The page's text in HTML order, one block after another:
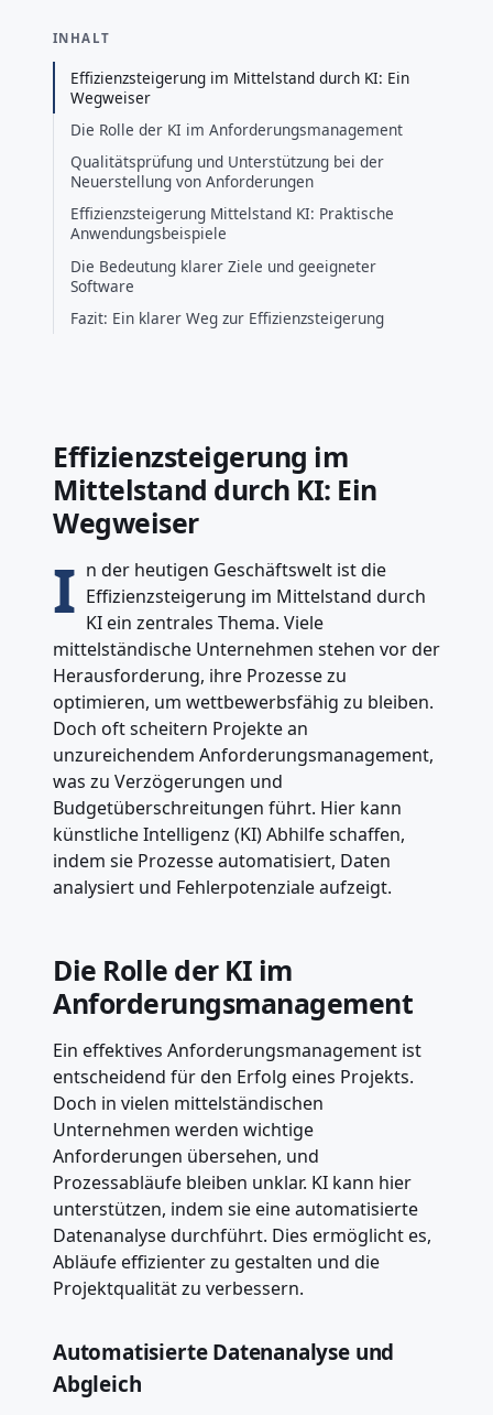
INHALT
Effizienzsteigerung im Mittelstand durch KI: Ein
Wegweiser
Die Rolle der KI im Anforderungsmanagement
Qualitätsprüfung und Unterstützung bei der
Neuerstellung von Anforderungen
Effizienzsteigerung Mittelstand KI: Praktische
Anwendungsbeispiele
Die Bedeutung klarer Ziele und geeigneter
Software
Fazit: Ein klarer Weg zur Effizienzsteigerung
Effizienzsteigerung im
Mittelstand durch KI: Ein
Wegweiser
I n der heutigen Geschäftswelt ist die
Effizienzsteigerung im Mittelstand durch
KI ein zentrales Thema. Viele
mittelständische Unternehmen stehen vor der
Herausforderung, ihre Prozesse zu
optimieren, um wettbewerbsfähig zu bleiben.
Doch oft scheitern Projekte an
unzureichendem Anforderungsmanagement,
was zu Verzögerungen und
Budgetüberschreitungen führt. Hier kann
künstliche Intelligenz (KI) Abhilfe schaffen,
indem sie Prozesse automatisiert, Daten
analysiert und Fehlerpotenziale aufzeigt.
Die Rolle der KI im
Anforderungsmanagement
Ein effektives Anforderungsmanagement ist
entscheidend für den Erfolg eines Projekts.
Doch in vielen mittelständischen
Unternehmen werden wichtige
Anforderungen übersehen, und
Prozessabläufe bleiben unklar. KI kann hier
unterstützen, indem sie eine automatisierte
Datenanalyse durchführt. Dies ermöglicht es,
Abläufe effizienter zu gestalten und die
Projektqualität zu verbessern.
Automatisierte Datenanalyse und
Abgleich